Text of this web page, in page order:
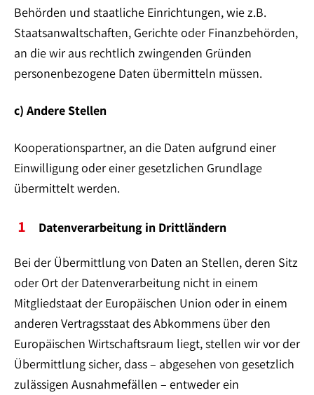
Behörden und staatliche Einrichtungen, wie z.B.
Staatsanwaltschaften, Gerichte oder Finanzbehörden,
an die wir aus rechtlich zwingenden Gründen
personenbezogene Daten übermitteln müssen.
c) Andere Stellen
Kooperationspartner, an die Daten aufgrund einer
Einwilligung oder einer gesetzlichen Grundlage
übermittelt werden.
Datenverarbeitung in Drittländern
Bei der Übermittlung von Daten an Stellen, deren Sitz
oder Ort der Datenverarbeitung nicht in einem
Mitgliedstaat der Europäischen Union oder in einem
anderen Vertragsstaat des Abkommens über den
Europäischen Wirtschaftsraum liegt, stellen wir vor der
Übermittlung sicher, dass – abgesehen von gesetzlich
zulässigen Ausnahmefällen – entweder ein